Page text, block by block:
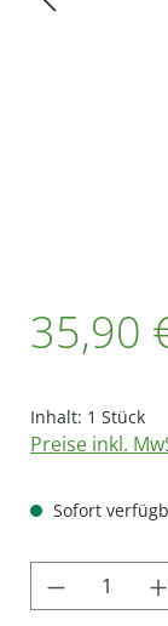
35,90
Inhalt: 1 Stück
Preise inkl.
Sofort
Produkt